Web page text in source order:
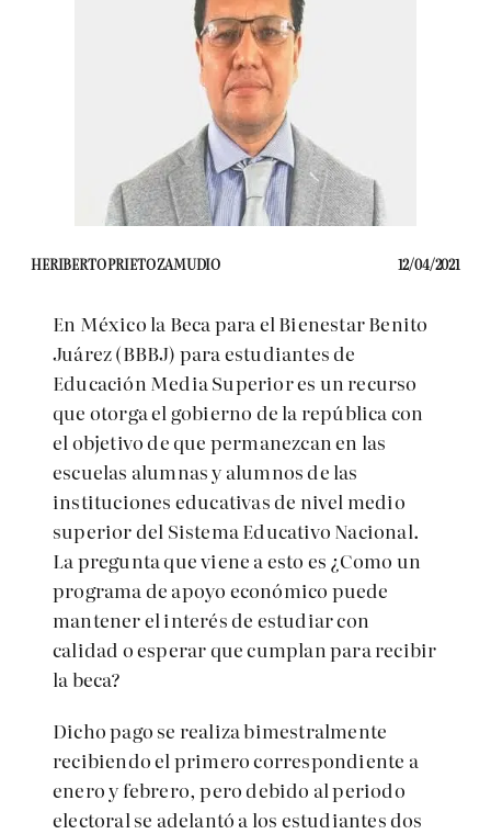
HERIBERTO PRIETO ZAMUDIO 12/04/2021
En México la Beca para el Bienestar Benito
Juárez (BBBJ) para estudiantes de
Educación Media Superior es un recurso
que otorga el gobierno de la república con
el objetivo de que permanezcan en las
escuelas alumnas y alumnos de las
instituciones educativas de nivel medio
superior del Sistema Educativo Nacional.
La pregunta que viene a esto es ¿Como un
programa de apoyo económico puede
mantener el interés de estudiar con
calidad o esperar que cumplan para recibir
la beca?
Dicho pago se realiza bimestralmente
recibiendo el primero correspondiente a
enero y febrero, pero debido al periodo
electoral se adelantó a los estudiantes dos